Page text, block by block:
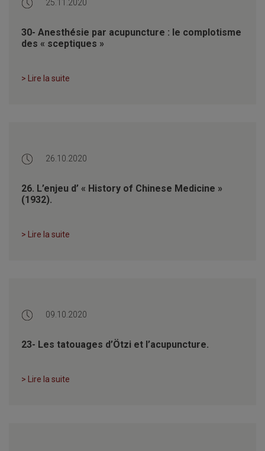
25.11.2020
30- Anesthésie par acupuncture : le complotisme
des « sceptiques »
> Lire la suite
26.10.2020
26. L’enjeu d’ « History of Chinese Medicine »
(1932).
> Lire la suite
09.10.2020
23- Les tatouages d’Ötzi et l’acupuncture.
> Lire la suite